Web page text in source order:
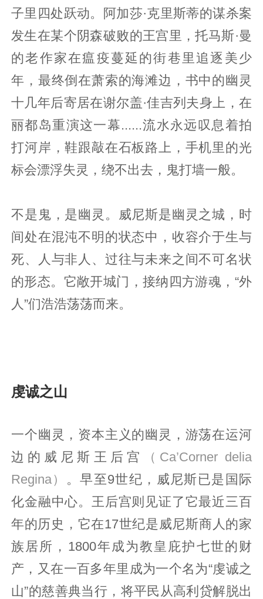
子里四处跃动。阿加莎·克里斯蒂的谋杀案
发生在某个阴森破败的王宫里，托马斯·曼
的老作家在瘟疫蔓延的街巷里追逐美少
年，最终倒在萧索的海滩边，书中的幽灵
十几年后寄居在谢尔盖·佳吉列夫身上，在
丽都岛重演这一幕......流水永远叹息着拍
打河岸，鞋跟敲在石板路上，手机里的光
标会漂浮失灵，绕不出去，鬼打墙一般。
不是鬼，是幽灵。威尼斯是幽灵之城，时
间处在混沌不明的状态中，收容介于生与
死、人与非人、过往与未来之间不可名状
的形态。它敞开城门，接纳四方游魂，“外
人”们浩浩荡荡而来。
虔诚之山
一个幽灵，资本主义的幽灵，游荡在运河
边的威尼斯王后宫
（Ca’Corner delia
Regina） 。早至9世纪，威尼斯已是国际
化金融中心。王后宫则见证了它最近三百
年的历史，它在17世纪是威尼斯商人的家
族居所，1800年成为教皇庇护七世的财
产，又在一百多年里成为一个名为“虔诚之
山”的慈善典当行，将平民从高利贷解脱出